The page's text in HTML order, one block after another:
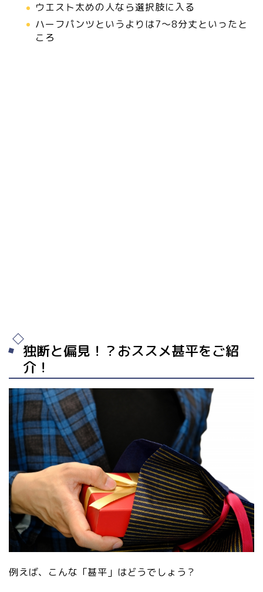
ウエスト太めの人なら選択肢に入る
ハーフパンツというよりは7〜8分丈といったと
ころ
独断と偏見！？おススメ甚平をご紹
介！
例えば、こんな「甚平」はどうでしょう？